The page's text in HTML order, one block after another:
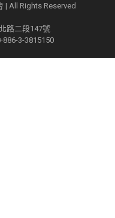
| All Rights Reserved
路二段147號
3-3815150